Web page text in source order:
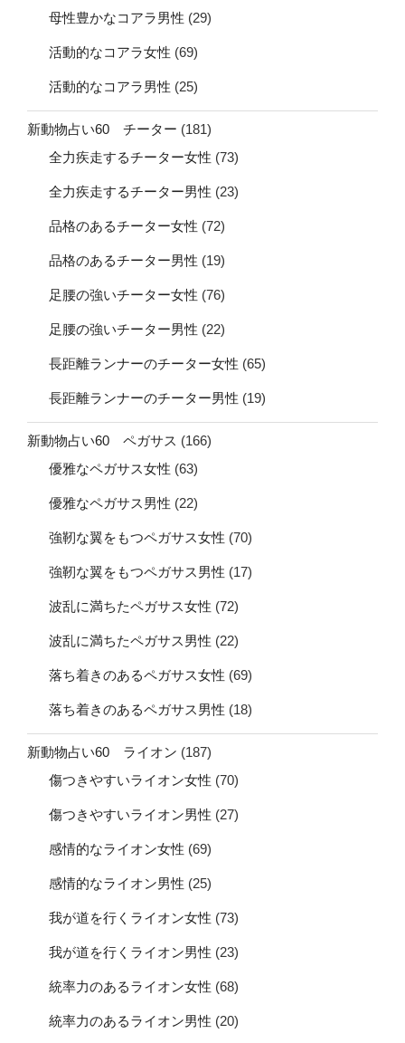
母性豊かなコアラ男性 (29)
活動的なコアラ女性 (69)
活動的なコアラ男性 (25)
新動物占い60 チーター (181)
全力疾走するチーター女性 (73)
全力疾走するチーター男性 (23)
品格のあるチーター女性 (72)
品格のあるチーター男性 (19)
足腰の強いチーター女性 (76)
足腰の強いチーター男性 (22)
長距離ランナーのチーター女性 (65)
長距離ランナーのチーター男性 (19)
新動物占い60 ペガサス (166)
優雅なペガサス女性 (63)
優雅なペガサス男性 (22)
強靭な翼をもつペガサス女性 (70)
強靭な翼をもつペガサス男性 (17)
波乱に満ちたペガサス女性 (72)
波乱に満ちたペガサス男性 (22)
落ち着きのあるペガサス女性 (69)
落ち着きのあるペガサス男性 (18)
新動物占い60 ライオン (187)
傷つきやすいライオン女性 (70)
傷つきやすいライオン男性 (27)
感情的なライオン女性 (69)
感情的なライオン男性 (25)
我が道を行くライオン女性 (73)
我が道を行くライオン男性 (23)
統率力のあるライオン女性 (68)
統率力のあるライオン男性 (20)